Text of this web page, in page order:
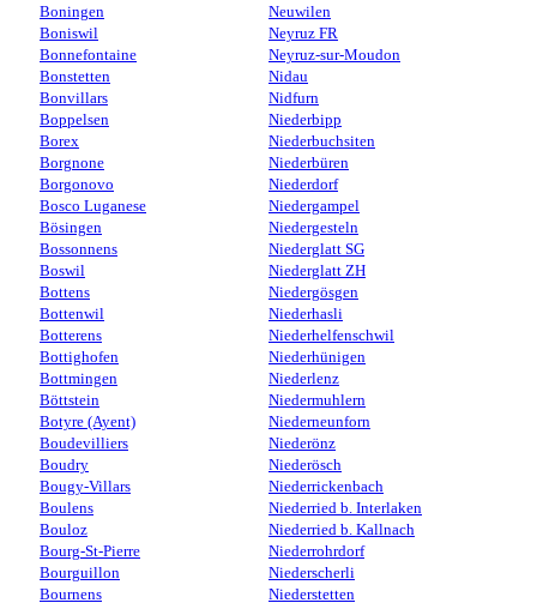
Boningen
Boniswil
Bonnefontaine
Bonstetten
Bonvillars
Boppelsen
Borex
Borgnone
Borgonovo
Bosco Luganese
Bösingen
Bossonnens
Boswil
Bottens
Bottenwil
Botterens
Bottighofen
Bottmingen
Böttstein
Botyre (Ayent)
Boudevilliers
Boudry
Bougy-Villars
Boulens
Bouloz
Bourg-St-Pierre
Bourguillon
Bournens
Neuwilen
Neyruz FR
Neyruz-sur-Moudon
Nidau
Nidfurn
Niederbipp
Niederbuchsiten
Niederbüren
Niederdorf
Niedergampel
Niedergesteln
Niederglatt SG
Niederglatt ZH
Niedergösgen
Niederhasli
Niederhelfenschwil
Niederhünigen
Niederlenz
Niedermuhlern
Niederneunforn
Niederönz
Niederösch
Niederrickenbach
Niederried b. Interlaken
Niederried b. Kallnach
Niederrohrdorf
Niederscherli
Niederstetten